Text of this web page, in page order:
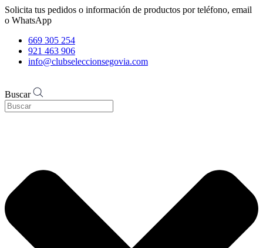
Solicita tus pedidos o información de productos por teléfono, email
o WhatsApp
669 305 254
921 463 906
info@clubseleccionsegovia.com
Buscar